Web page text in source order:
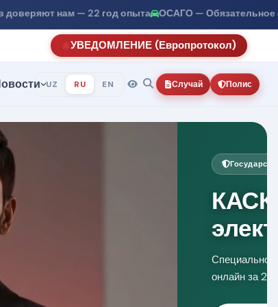
22 год опыта ОСАГО — Обязательное страхование |
УВЕДОМЛЕНИЕ (Европротокол)
Контакты
UZ RU EN Случай Полис